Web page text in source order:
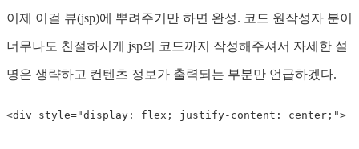
이제 이걸 뷰(jsp)에 뿌려주기만 하면 완성. 코드 원작성자 분이
너무나도 친절하시게 jsp의 코드까지 작성해주셔서 자세한 설
명은 생략하고 컨텐츠 정보가 출력되는 부분만 언급하겠다.
<div style="display : flex ; justify-content : center ; ">